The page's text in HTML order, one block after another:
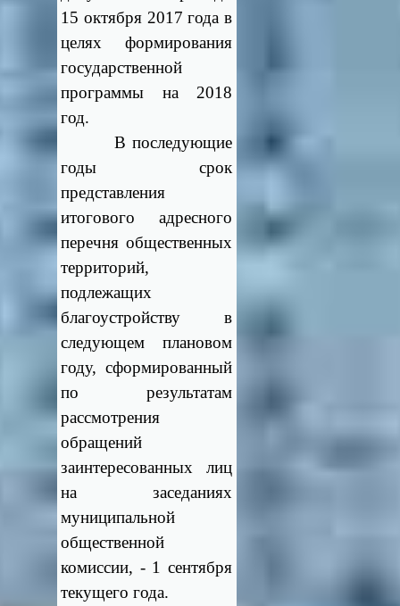
15 октября 2017 года в
целях формирования
государственной
программы на 2018
год.
В последующие
годы срок
представления
итогового адресного
перечня общественных
территорий,
подлежащих
благоустройству в
следующем плановом
году, сформированный
по результатам
рассмотрения
обращений
заинтересованных лиц
на заседаниях
муниципальной
общественной
комиссии, - 1 сентября
текущего года.